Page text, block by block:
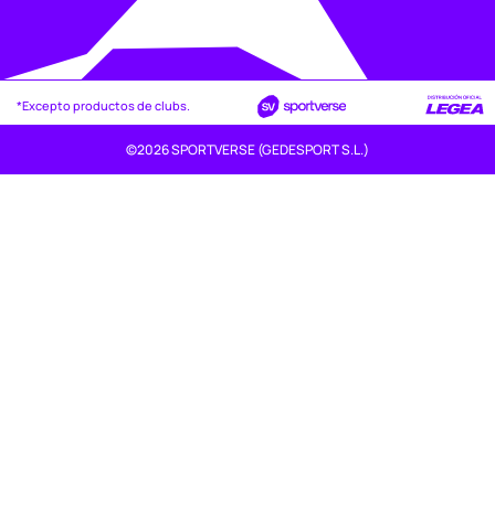
*Excepto productos de clubs.
©2026 SPORTVERSE (GEDESPORT S.L.)